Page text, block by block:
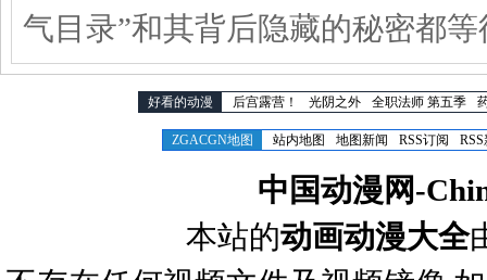
气目录”和其背后隐藏的秘密都
好看的动漫 后宫露营！ 光阴之外 全职法师 第五季
ZGACGN地图 站内地图 地图新闻 RSS订阅
中国动漫网-
本站的动画动漫大全